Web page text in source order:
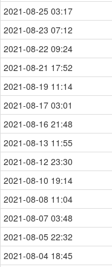
2021-08-25 03:17
2021-08-23 07:12
2021-08-22 09:24
2021-08-21 17:52
2021-08-19 11:14
2021-08-17 03:01
2021-08-16 21:48
2021-08-13 11:55
2021-08-12 23:30
2021-08-10 19:14
2021-08-08 11:04
2021-08-07 03:48
2021-08-05 22:32
2021-08-04 18:45